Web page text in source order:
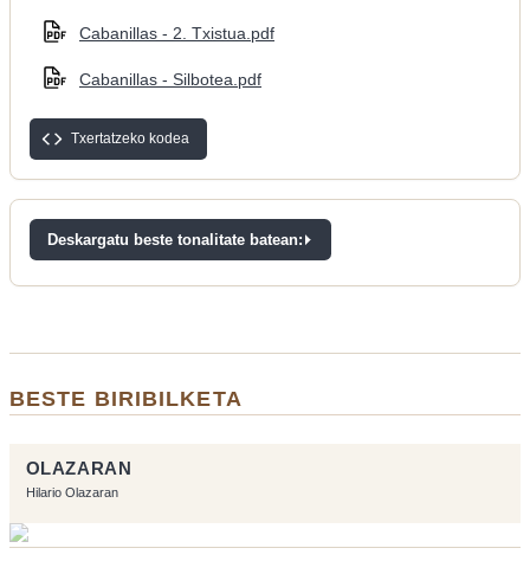
Cabanillas - 2. Txistua.pdf
Cabanillas - Silbotea.pdf
Txertatzeko kodea
Deskargatu beste tonalitate batean:
BESTE BIRIBILKETA
OLAZARAN
Hilario Olazaran